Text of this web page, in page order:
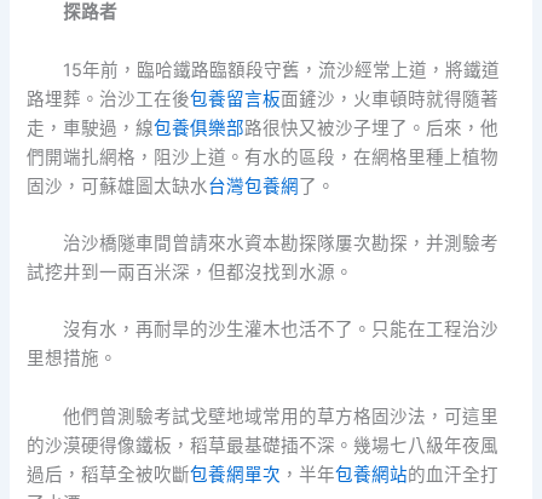
探路者
15年前，臨哈鐵路臨額段守舊，流沙經常上道，將鐵道
路埋葬。治沙工在後包養留言板面鏟沙，火車頓時就得隨著
走，車駛過，線包養俱樂部路很快又被沙子埋了。后來，他
們開端扎網格，阻沙上道。有水的區段，在網格里種上植物
固沙，可蘇雄圖太缺水台灣包養網了。
治沙橋隧車間曾請來水資本勘探隊屢次勘探，并測驗考
試挖井到一兩百米深，但都沒找到水源。
沒有水，再耐旱的沙生灌木也活不了。只能在工程治沙
里想措施。
他們曾測驗考試戈壁地域常用的草方格固沙法，可這里
的沙漠硬得像鐵板，稻草最基礎插不深。幾場七八級年夜風
過后，稻草全被吹斷包養網單次 ，半年包養網站的血汗全打